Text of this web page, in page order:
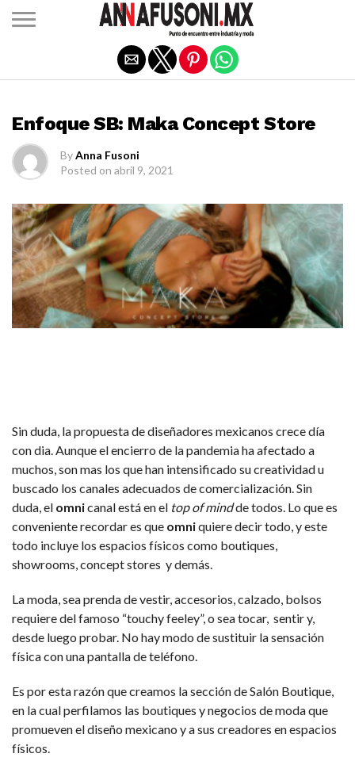
Enfoque SB: Maka Concept Store
ByAnna Fusoni
Posted on abril 9, 2021
Sin duda, la propuesta de diseñadores mexicanos crece día
con dia. Aunque el encierro de la pandemia ha afectado a
muchos, son mas los que han intensificado su creatividad u
buscado los canales adecuados de comercialización. Sin
duda, el omnicanal está en el top of mindde todos. Lo que es
conveniente recordar es que omniquiere decir todo, y este
todo incluye los espacios físicos como boutiques,
showrooms, concept stores y demás.
La moda, sea prenda de vestir, accesorios, calzado, bolsos
requiere del famoso “touchy feeley”, o sea tocar, sentir y,
desde luego probar. No hay modo de sustituir la sensación
física con una pantalla de teléfono.
Es por esta razón que creamos la sección de Salón Boutique,
en la cual perfilamos las boutiques y negocios de moda que
promueven el diseño mexicano y a sus creadores en espacios
físicos.
Salir de la versión móvil